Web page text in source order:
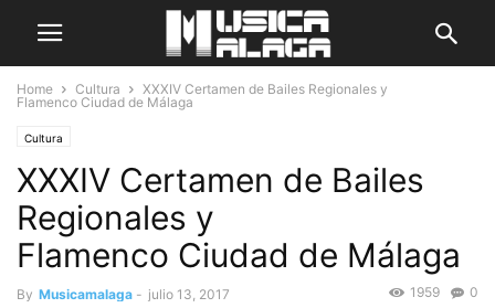
Home Cultura
XXXIV Certamen de Bailes Regionales y
Flamenco Ciudad de Málaga
Cultura
XXXIV Certamen de Bailes
Regionales y
Flamenco Ciudad de Málaga
By Musicamalaga - julio 13, 2017 0
1959